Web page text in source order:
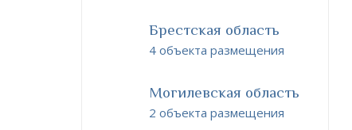
Брестская область
4 объекта размещения
Могилевская область
2 объекта размещения